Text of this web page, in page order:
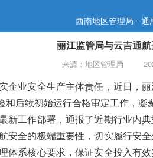
西南地区管理局 - 通
丽江监管局与云吉通
来源：地区管理局
企业安全生产主体责任，近日
后续初始运行合格审定工作，凝
工作部署，通报了近期行业
全的极端重要性，切实履行安
系核心要求，保证安全投入